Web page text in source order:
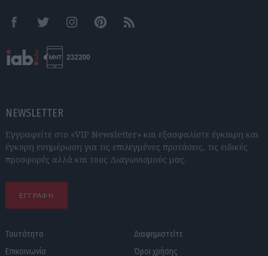
FacebookTwitter InstagramPinterestRSS feeds
NEWSLETTER
Εγγραφείτε στο «VIP Newsletter» και εξασφαλίστε έγκαιρη και
έγκυρη ενημέρωση για τις επιλεγμένες προτάσεις, τις ειδικές
προσφορές αλλά και τους Διαγωνισμούς μας.
ΕΓΓΡΑΦΗ
Ταυτότητα
Επικοινωνία
Διαφημιστείτε
Όροι χρήσης